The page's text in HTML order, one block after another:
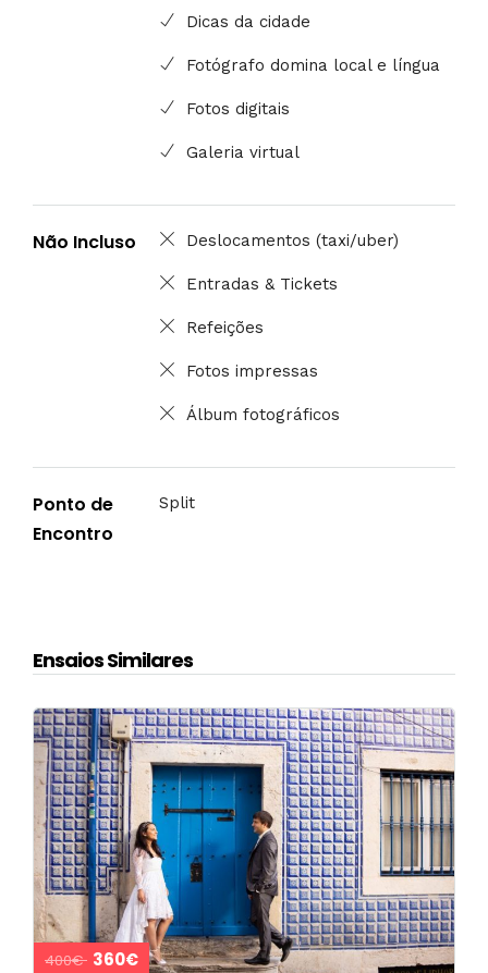
Dicas da cidade
Fotógrafo domina local e língua
Fotos digitais
Galeria virtual
Não Incluso Deslocamentos (taxi/uber)
Entradas & Tickets
Refeições
Fotos impressas
Álbum fotográficos
Ponto de
Encontro
Split
Ensaios Similares
400€ 360€